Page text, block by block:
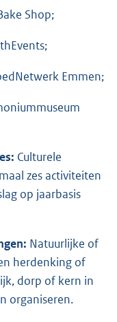
Shop;
Emmen;
Culturele
zes activiteiten
op jaarbasis
Natuurlijke of
herdenking of
dorp of kern in
organiseren.